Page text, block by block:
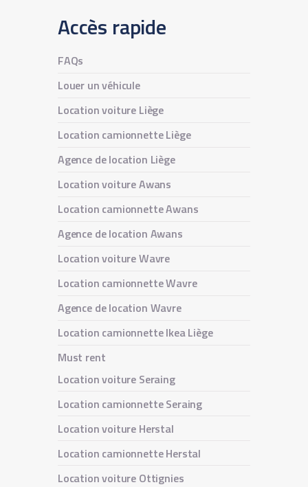
Accès rapide
FAQs
Louer un véhicule
Location voiture Liège
Location camionnette Liège
Agence de location Liège
Location voiture Awans
Location camionnette Awans
Agence de location Awans
Location voiture Wavre
Location camionnette Wavre
Agence de location Wavre
Location camionnette Ikea Liège
Must rent
Location voiture Seraing
Location camionnette Seraing
Location voiture Herstal
Location camionnette Herstal
Location voiture Ottignies